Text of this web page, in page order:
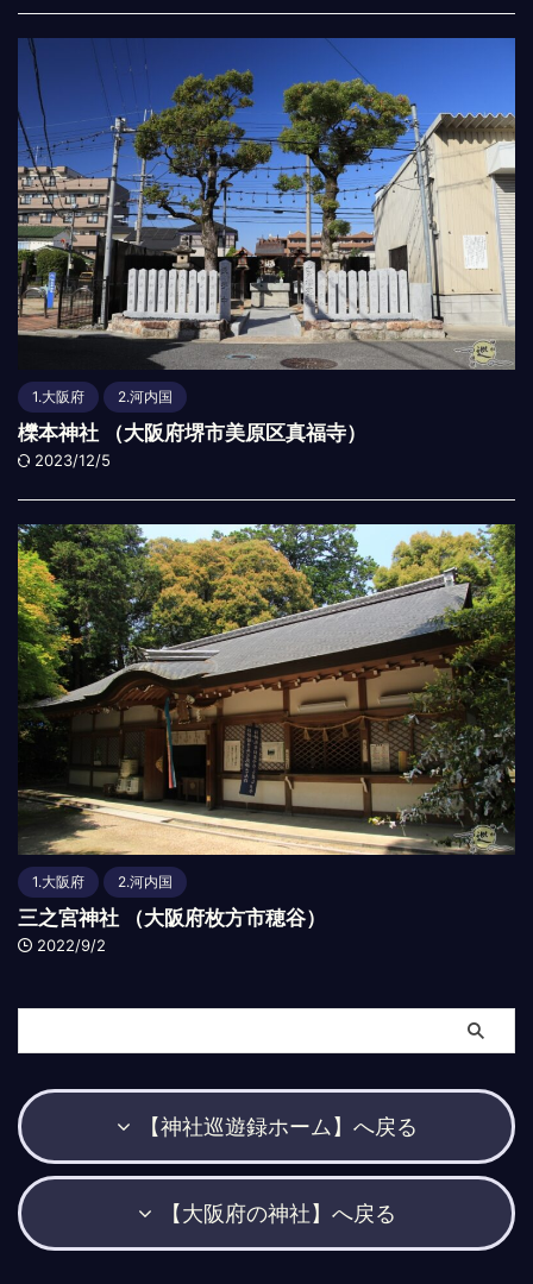
1.大阪府 2.河内国
櫟本神社 （大阪府堺市美原区真福寺）
2023/12/5
1.大阪府 2.河内国
三之宮神社 （大阪府枚方市穂谷）
2022/9/2
【神社巡遊録ホーム】へ戻る
【大阪府の神社】へ戻る